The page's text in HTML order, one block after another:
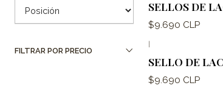
FILTRAR POR PRECIO
SELLOS DE
$9.690 CLP
|
SELLO DE
$9.690 CLP